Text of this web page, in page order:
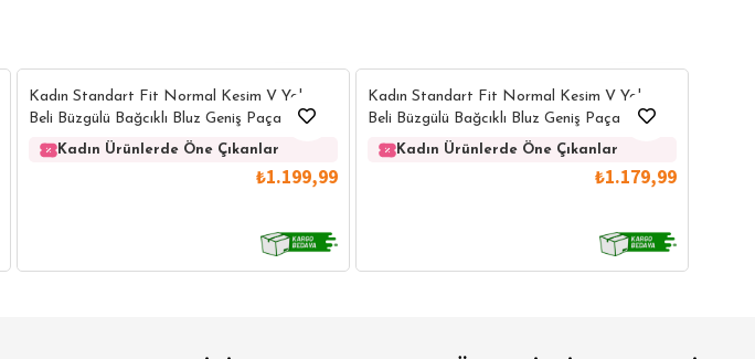
Kadın Standart Fit Normal Kesim V Yaka
Beli Büzgülü Bağcıklı Bluz Geniş Paça Siyah
Pantolon Takım
Kadın Ürünlerde Öne Çıkanlar
₺1.199,99
Kadın Standart Fit Normal Kesim V Yaka
Beli Büzgülü Bağcıklı Bluz Geniş Paça Mavi
Pantolon Takım
Kadın Ürünlerde Öne Çıkanlar
₺1.179,99